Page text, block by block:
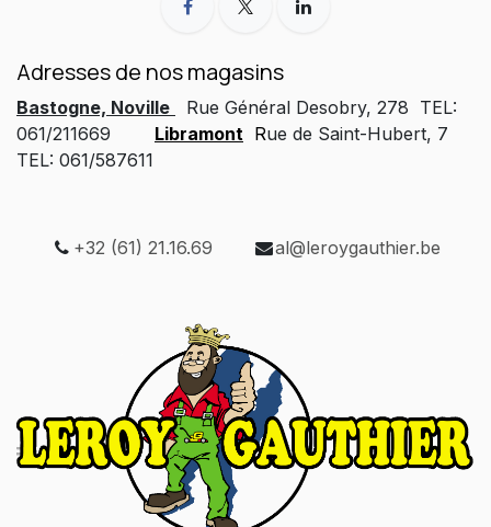
Adresses de nos magasins
Bastogne, Noville
Rue Général Desobry, 278 TEL:
061/211669
Libramont Rue de Saint-Hubert, 7
TEL: 061/587611
+32 (61) 21.16.69 al@leroygauthier.be